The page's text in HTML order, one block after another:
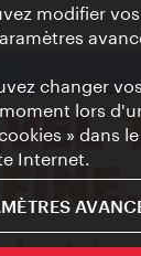
modifier
changer
lors
» dans
Internet.